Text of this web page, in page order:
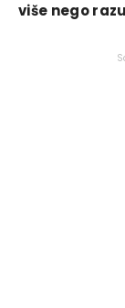
više nego